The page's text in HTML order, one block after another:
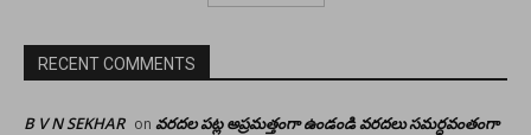
RECENT COMMENTS
B V N SEKHAR on వరదల పట్ల అప్రమత్తంగా ఉండండి వరదలు సమర్ధవంతంగా